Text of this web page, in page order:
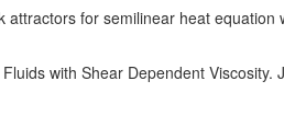
for semilinear heat equation
with Shear Dependent Viscosity.